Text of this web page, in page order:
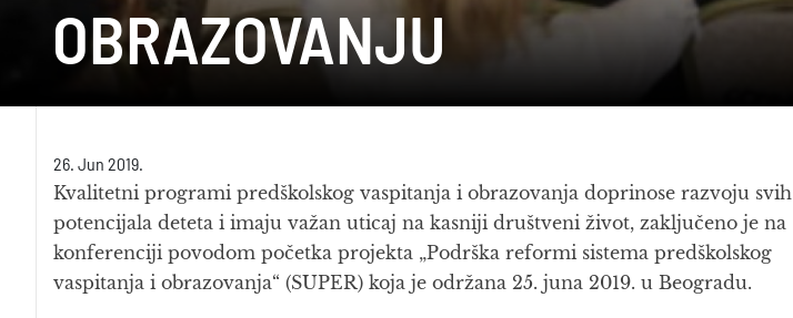
OBRAZOVANJU
26. Jun 2019.
Kvalitetni programi predškolskog vaspitanja i obrazovanja doprinose razvoju svih
potencijala deteta i imaju važan uticaj na kasniji društveni život, zaključeno je na
konferenciji povodom početka projekta „Podrška reformi sistema predškolskog
vaspitanja i obrazovanja“ (SUPER) koja je održana 25. juna 2019. u Beogradu.